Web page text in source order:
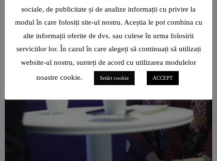
sociale, de publicitate și de analize informații cu privire la
modul în care folosiți site-ul nostru. Aceștia le pot combina cu
alte informații oferite de dvs. sau culese în urma folosirii
serviciilor lor. În cazul în care alegeți să continuați să utilizați
website-ul nostru, sunteți de acord cu utilizarea modulelor
noastre cookie.
Setări cookie ACCEPT